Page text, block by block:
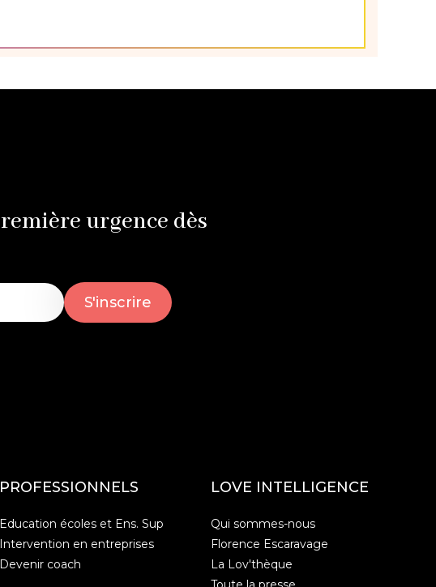
urgence dès
PROFESSIONNELS
Education écoles et Ens. Sup
Intervention en entreprises
Devenir coach
LOVE INTELLIGENCE
Qui sommes-nous
Florence Escaravage
La Lov'thèque